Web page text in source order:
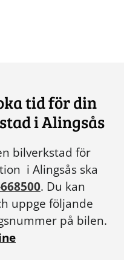
tid för din
i Alingsås
bilverkstad för
i Alingsås ska
. Du kan
uppge följande
på bilen.